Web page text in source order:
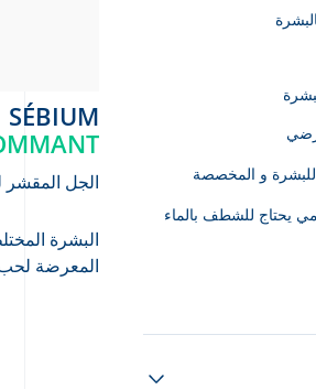
للبشرة و المخصصة
يحتاج للشطف بالماء
SÉBIUM
الجل المقشر
البشرة
المعرضة